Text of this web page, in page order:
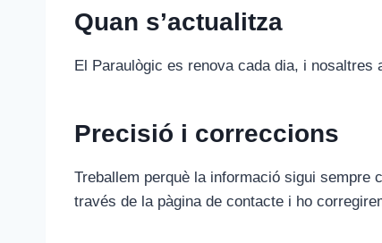
Quan s’actualitza
El Paraulògic es renova cada dia, i
Precisió i correccions
Treballem perquè la informació sigui sempre
través de la pàgina de contacte i ho